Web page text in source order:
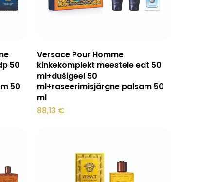
50
50
Loe edasi
Versace Pour Homme
kinkekomplekt meestele edt 50
ml+dušigeel 50
ml+raseerimisjärgne palsam 50
ml
88,13 €